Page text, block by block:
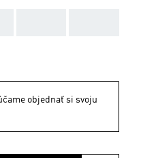
objednať si svoju